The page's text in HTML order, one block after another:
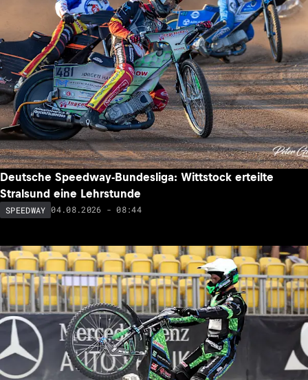
Deutsche Speedway-Bundesliga: Wittstock erteilte
Stralsund eine Lehrstunde
SPEEDWAY 04.08.2026 - 08:44